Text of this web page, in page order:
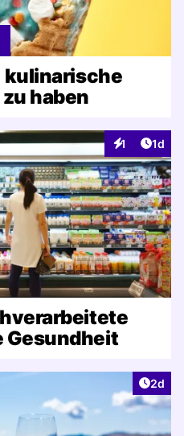
kulinarische
haben
1
Interaktionen
1d
Gesundheit
2d